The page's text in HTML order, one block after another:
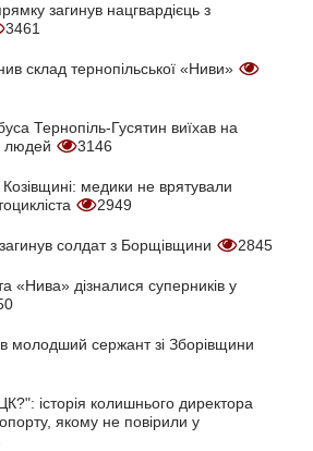
загинув нацгвардієць з
3461
склад тернопільської «Ниви»
Тернопіль-Гусятин виїхав на
людей
3146
медики не врятували
2949
солдат з Борщівщини 2845
«Нива» дізналися суперників у
молодший сержант зі Зборівщини
історія колишнього директора
якому не повірили у